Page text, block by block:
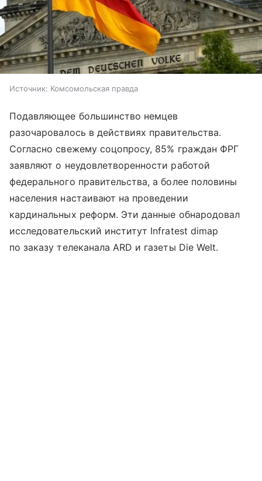
Источник: Комсомольская правда
Подавляющее большинство немцев
разочаровалось в действиях правительства.
Согласно свежему соцопросу, 85% граждан ФРГ
заявляют о неудовлетворенности работой
федерального правительства, а более половины
населения настаивают на проведении
кардинальных реформ. Эти данные обнародовал
исследовательский институт Infratest dimap
по заказу телеканала ARD и газеты Die Welt.